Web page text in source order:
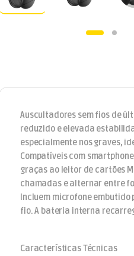
Auscultadores sem fios de
reduzido e elevada
especialmente nos graves,
Compatíveis com
graças ao leitor de cartões
chamadas e alternar entre
Incluem microfone
fio. A bateria interna
Características Técnicas